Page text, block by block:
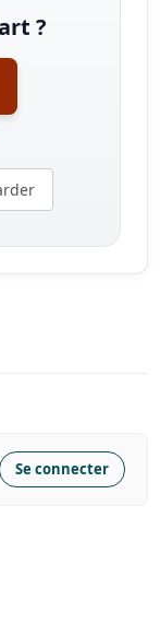
?
Se connecter